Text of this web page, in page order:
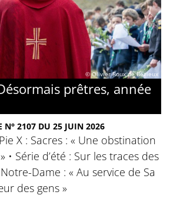
© Olivier Roux de Bézieux
prêtres, année
N° 2107 DU 25 JUIN 2026
X : Sacres : « Une obstination
• Série d’été : Sur les traces des
Dame : « Au service de Sa
des gens »